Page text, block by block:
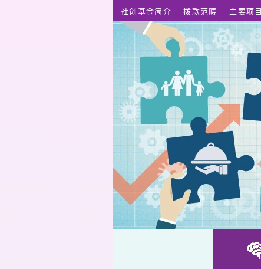
社创基金简介 拨款范畴 主要项目